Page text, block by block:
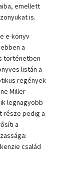
emellett
is.
e-könyv
a
történetben
listán a
regények
Miller
legnagyobb
része pedig a
a
család